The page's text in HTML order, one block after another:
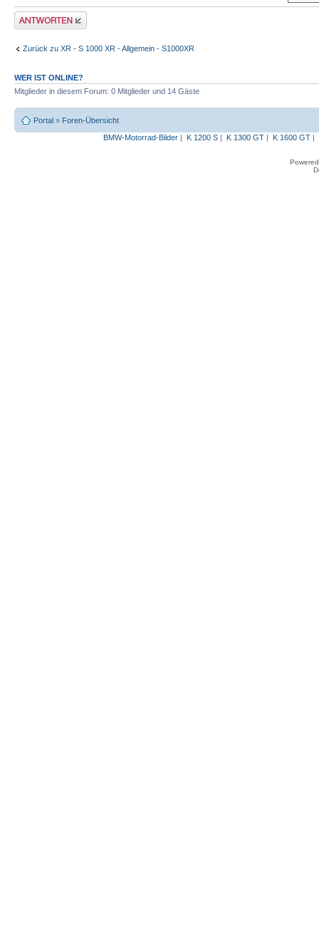
Antwort erstellen
Zurück zu XR - S 1000 XR - Allgemein - S1000XR
WER IST ONLINE?
Mitglieder in diesem Forum: 0 Mitglieder und 14 Gäste
Portal » Foren-Übersicht
BMW-Motorrad-Bilder| K 1200 S| K 1300 GT| K 1600 GT|